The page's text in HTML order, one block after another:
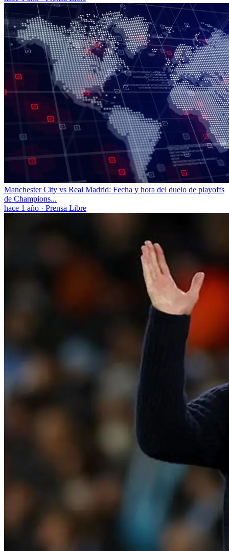
Manchester City vs Real Madrid: Fecha y hora del duelo de playoffs
de Champions...
hace 1 año · Prensa Libre